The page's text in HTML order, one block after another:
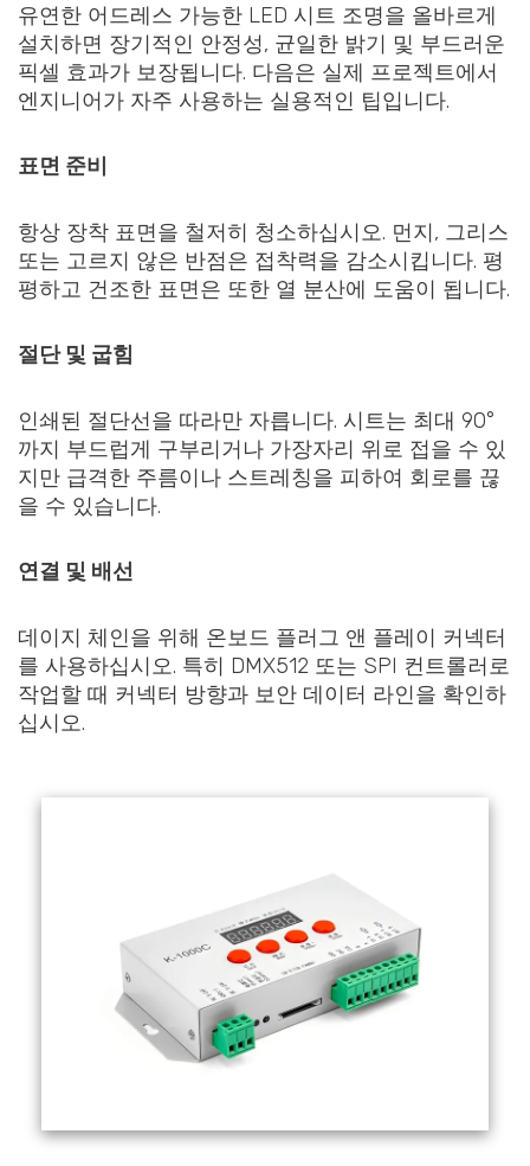
유연한 어드레스 가능한 LED 시트 조명을 올바르게
설치하면 장기적인 안정성, 균일한 밝기 및 부드러운
픽셀 효과가 보장됩니다. 다음은 실제 프로젝트에서
엔지니어가 자주 사용하는 실용적인 팁입니다.
표면 준비
항상 장착 표면을 철저히 청소하십시오. 먼지, 그리스
또는 고르지 않은 반점은 접착력을 감소시킵니다. 평
평하고 건조한 표면은 또한 열 분산에 도움이 됩니다.
절단 및 굽힘
인쇄된 절단선을 따라만 자릅니다. 시트는 최대 90°
까지 부드럽게 구부리거나 가장자리 위로 접을 수 있
지만 급격한 주름이나 스트레칭을 피하여 회로를 끊
을 수 있습니다.
연결 및 배선
데이지 체인을 위해 온보드 플러그 앤 플레이 커넥터
를 사용하십시오. 특히 DMX512 또는 SPI 컨트롤러로
작업할 때 커넥터 방향과 보안 데이터 라인을 확인하
십시오.